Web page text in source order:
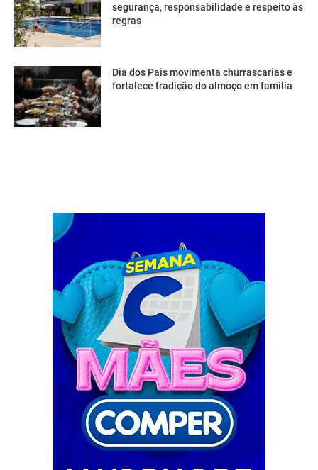
segurança, responsabilidade e respeito às
regras
Dia dos Pais movimenta churrascarias e
fortalece tradição do almoço em família